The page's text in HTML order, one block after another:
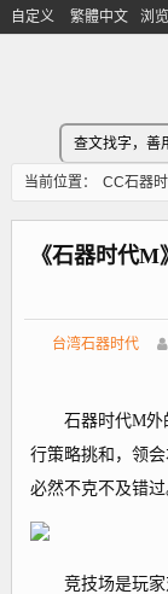
自定义 繁體中文 浏
当前位置： CC石器
《石器时代
台湾石器时代
石器时代M外的
行策略挑和，领
必然不克不及错过
竞技场是玩家